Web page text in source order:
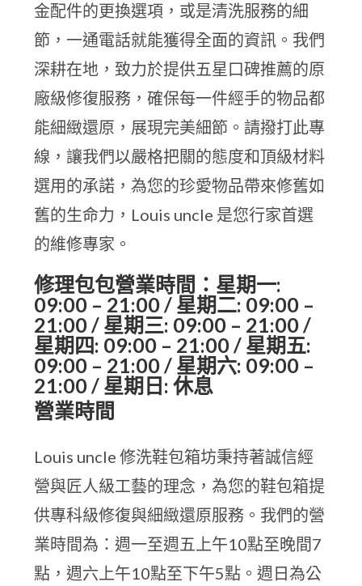
金配件的更換選項，或是清洗服務的細
節，一通電話就能獲得全面的資訊。我們
深耕在地，致力於提供五星口碑推薦的原
廠級修復服務，確保每一件經手的物品都
能細緻還原，展現完美細節。請撥打此專
線，讓我們以嚴格把關的態度和頂級材料
選用的承諾，為您的珍愛物品帶來修舊如
舊的生命力，Louis uncle 是您行家首選
的維修專家。
修理包包營業時間：星期一:
09:00 – 21:00 / 星期二: 09:00 –
21:00 / 星期三: 09:00 – 21:00 /
星期四: 09:00 – 21:00 / 星期五:
09:00 – 21:00 / 星期六: 09:00 –
21:00 / 星期日: 休息
營業時間
Louis uncle 修洗鞋包箱坊秉持著誠信經
營與匠人級工藝的理念，為您的鞋包箱提
供專科級修復與細緻還原服務。我們的營
業時間為：週一至週五上午10點至晚間7
點，週六上午10點至下午5點。週日為公